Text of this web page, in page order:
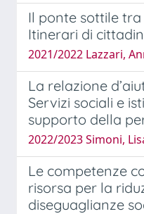
Il ponte sottile
Itinerari di
2021/2022 Lazzari,
La relazione
Servizi sociali e
supporto della
2022/2023 Simoni,
Le competenze
risorsa per la
diseguaglianze